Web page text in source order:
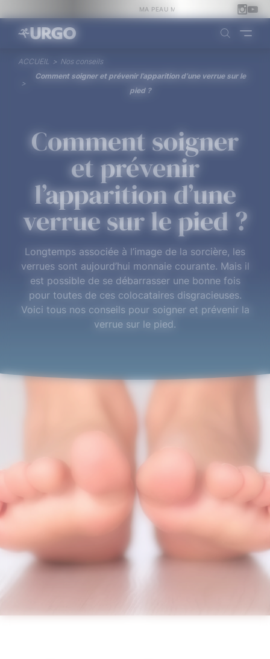
ACCUEIL > Nos conseils
>
Comment soigner et prévenir l’apparition d’une verrue sur le
pied ?
Comment soigner
et prévenir
l’apparition d’une
verrue sur le pied ?
Longtemps associée à l’image de la sorcière, les
verrues sont aujourd’hui monnaie courante. Mais il
est possible de se débarrasser une bonne fois
pour toutes de ces colocataires disgracieuses.
Voici tous nos conseils pour soigner et prévenir la
verrue sur le pied.
Panneau de gestion des cookies